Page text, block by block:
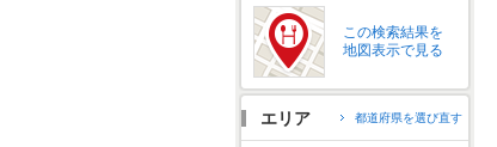
この検索結果を
地図表示で見る
エリア 都道府県を選び直す